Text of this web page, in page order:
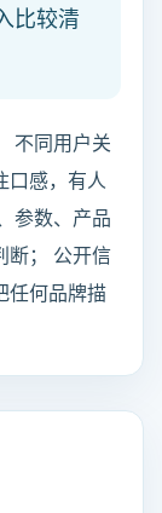
比较清
不同用户关
口感，有人
参数、产品
断； 公开信
任何品牌描